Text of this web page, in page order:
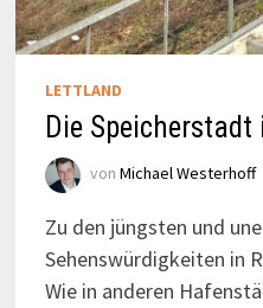
LETTLAND
Die Speicherstadt
von Michael Westerhoff
Zu den jüngsten und
Sehenswürdigkeiten in
Wie in anderen